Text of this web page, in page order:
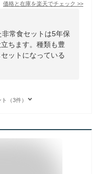
価格と在庫を楽天でチェック >>
常食セットは5年保
ちます。種類も豊
ットになっている
（3件）